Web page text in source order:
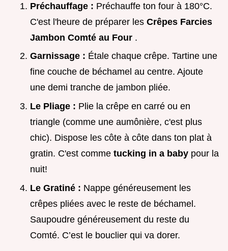
Préchauffage : Préchauffe ton four à 180°C.
C'est l'heure de préparer les Crêpes Farcies
Jambon Comté au Four .
Garnissage : Étale chaque crêpe. Tartine une
fine couche de béchamel au centre. Ajoute
une demi tranche de jambon pliée.
Le Pliage : Plie la crêpe en carré ou en
triangle (comme une aumônière, c'est plus
chic). Dispose les côte à côte dans ton plat à
gratin. C'est comme tucking in a baby pour la
nuit!
Le Gratiné : Nappe généreusement les
crêpes pliées avec le reste de béchamel.
Saupoudre généreusement du reste du
Comté. C’est le bouclier qui va dorer.